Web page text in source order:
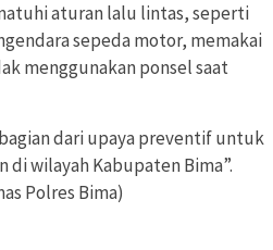
aturan lalu lintas, seperti
sepeda motor, memakai
menggunakan ponsel saat
dari upaya preventif untuk
di wilayah Kabupaten Bima”.
Polres Bima)